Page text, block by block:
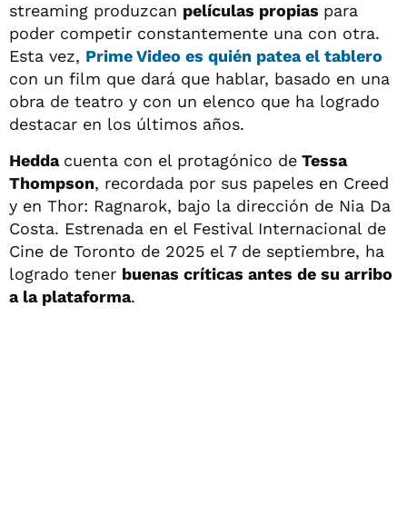
streaming produzcan películas propias para
poder competir constantemente una con otra.
Esta vez, Prime Video es quién patea el tablero
con un film que dará que hablar, basado en una
obra de teatro y con un elenco que ha logrado
destacar en los últimos años.
Hedda cuenta con el protagónico de Tessa
Thompson, recordada por sus papeles en Creed
y en Thor: Ragnarok, bajo la dirección de Nia Da
Costa. Estrenada en el Festival Internacional de
Cine de Toronto de 2025 el 7 de septiembre, ha
logrado tener buenas críticas antes de su arribo
a la plataforma.